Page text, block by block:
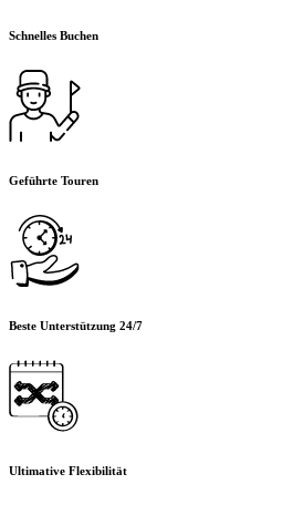
Schnelles Buchen
Geführte Touren
Beste Unterstützung 24/7
Ultimative Flexibilität